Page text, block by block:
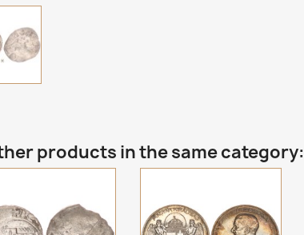
products in the same category: